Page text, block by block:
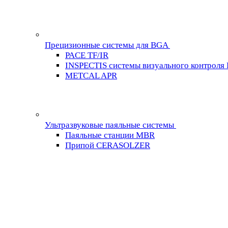
Прецизионные системы для BGA
PACE TF/IR
INSPECTIS системы визуального контроля
METCAL APR
Ультразвуковые паяльные системы
Паяльные станции MBR
Припой CERASOLZER